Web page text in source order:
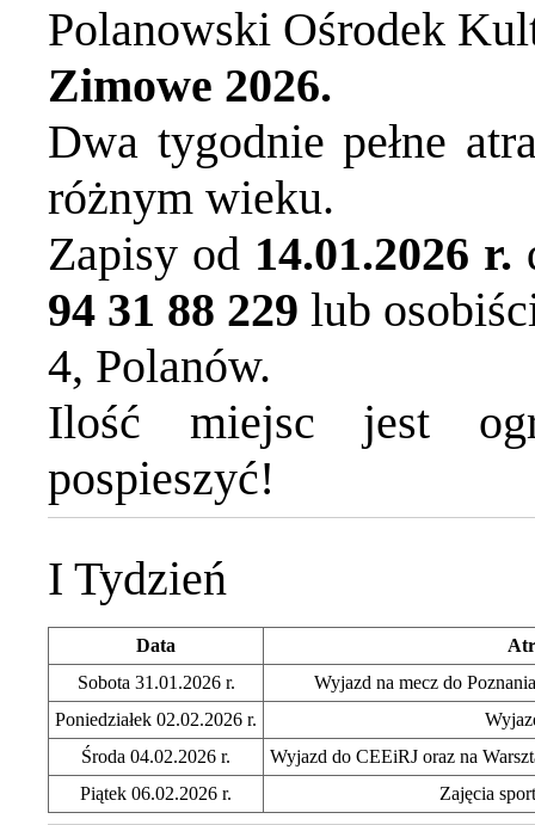
Polanowski Ośrodek
Zimowe 2026.
Dwa tygodnie pełne
różnym wieku.
Zapisy od 14.01.2026 r.
94 31 88 229 lub
4, Polanów.
Ilość miejsc jest
pospieszyć!
I Tydzień
Data
Sobota 31.01.2026 r.
Wyjazd na mecz do
Poniedziałek 02.02.2026 r.
Środa 04.02.2026 r.
Wyjazd do CEEiRJ oraz na
Piątek 06.02.2026 r.
Zajęcia